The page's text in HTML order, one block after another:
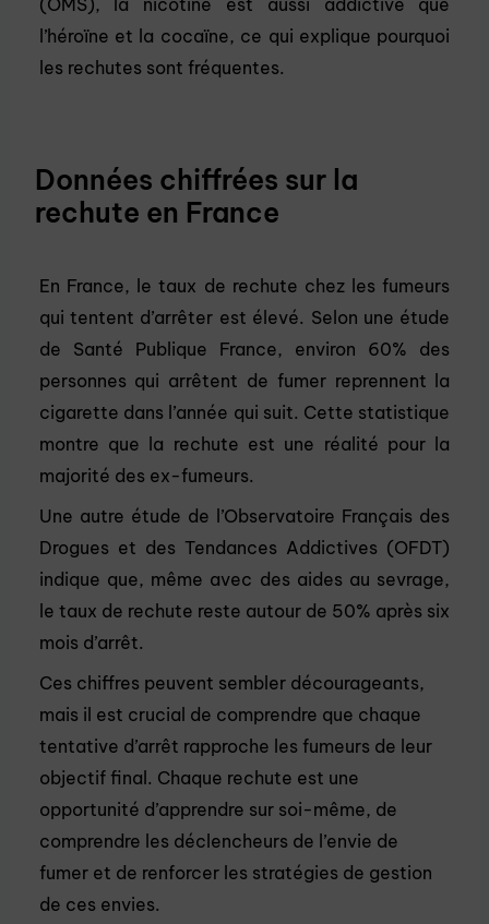
(OMS), la nicotine est aussi addictive que
l’héroïne et la cocaïne, ce qui explique pourquoi
les rechutes sont fréquentes.
Données chiffrées sur la
rechute en France
En France, le taux de rechute chez les fumeurs
qui tentent d’arrêter est élevé. Selon une étude
de Santé Publique France, environ 60% des
personnes qui arrêtent de fumer reprennent la
cigarette dans l’année qui suit. Cette statistique
montre que la rechute est une réalité pour la
majorité des ex-fumeurs.
Une autre étude de l’Observatoire Français des
Drogues et des Tendances Addictives (OFDT)
indique que, même avec des aides au sevrage,
le taux de rechute reste autour de 50% après six
mois d’arrêt.
Ces chiffres peuvent sembler décourageants,
mais il est crucial de comprendre que chaque
tentative d’arrêt rapproche les fumeurs de leur
objectif final. Chaque rechute est une
opportunité d’apprendre sur soi-même, de
comprendre les déclencheurs de l’envie de
fumer et de renforcer les stratégies de gestion
de ces envies.